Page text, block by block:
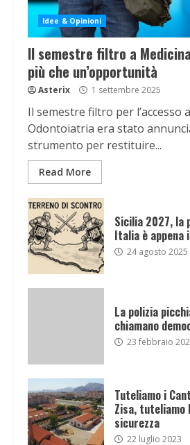
Idee & Opinioni
Il semestre filtro a
più che un’opportunità
Asterix 1 settembre 2025
Il semestre filtro per l’accesso
Odontoiatria era stato
strumento per restituire...
Read More
Sicilia 2027, la
Italia è appena
24 agosto 2025
La polizia
chiamano
23 febbraio
Tuteliamo i
Zisa,
sicurezza
22 luglio 2023